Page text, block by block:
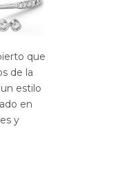
que
de la
estilo
en
y